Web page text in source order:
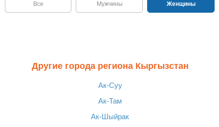
Все Мужчины Женщины
Другие города региона Кыргызстан
Ак-Суу
Ак-Там
Ак-Шыйрак